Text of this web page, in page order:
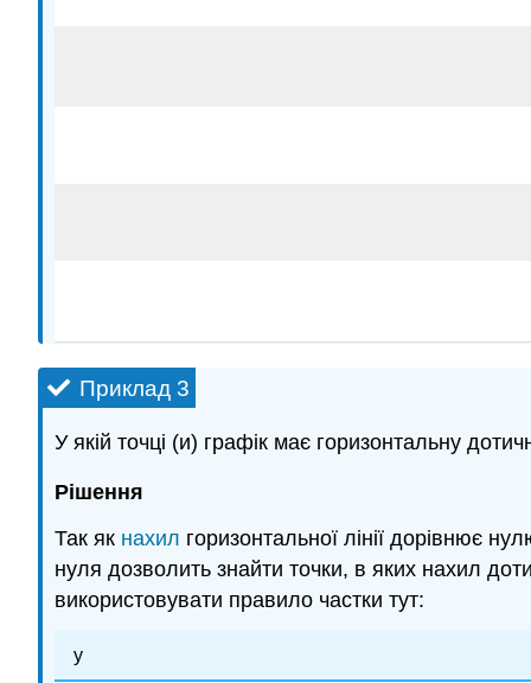
Приклад 3
У якій точці (и) графік має горизонтальну
Рішення
Так як нахил горизонтальної лінії дорівнює
нуля дозволить знайти точки, в яких нахил
використовувати правило частки тут:
у